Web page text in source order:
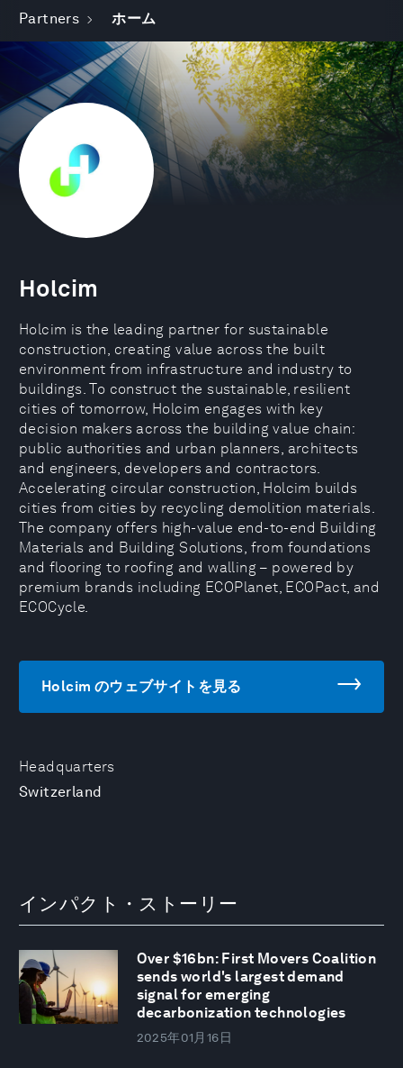
Partners ホーム
Headquarters
Switzerland
Holcim
Holcim is the leading partner for sustainable
construction, creating value across the built
environment from infrastructure and industry to
buildings. To construct the sustainable, resilient
cities of tomorrow, Holcim engages with key
decision makers across the building value chain:
public authorities and urban planners, architects
and engineers, developers and contractors.
Accelerating circular construction, Holcim builds
cities from cities by recycling demolition materials.
The company offers high-value end-to-end Building
Materials and Building Solutions, from foundations
and flooring to roofing and walling – powered by
premium brands including ECOPlanet, ECOPact, and
ECOCycle.
Holcim のウェブサイトを見る
インパクト・ストーリー
Over $16bn: First Movers Coalition
sends world's largest demand
signal for emerging
decarbonization technologies
2025年01月16日